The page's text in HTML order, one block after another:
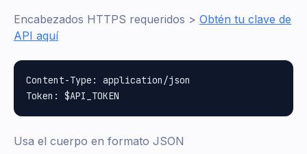
Encabezados HTTPS requeridos > Obtén tu clave de
API aquí
Content-Type: application/json
Usa el cuerpo en formato JSON